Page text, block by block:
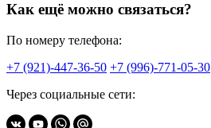
Как ещё можно связаться?
По номеру телефона:
+7 (921)-447-36-50 +7 (996)-771-05-30
Через социальные сети: